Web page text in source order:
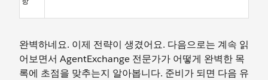
완벽하네요. 이제 전략이 생겼어요. 다음으로는 계속 읽
어보면서 AgentExchange 전문가가 어떻게 완벽한 목
록에 초점을 맞추는지 알아봅니다. 준비가 되면 다음 유